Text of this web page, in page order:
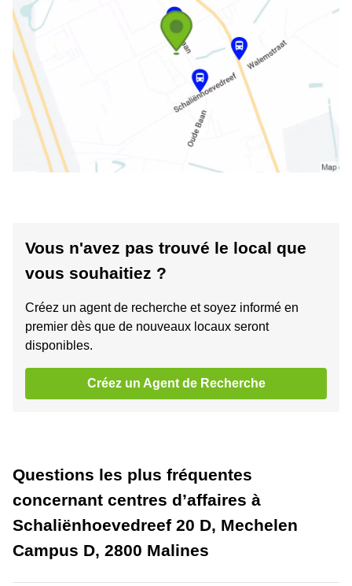
Vous n'avez pas trouvé le local que
vous souhaitiez ?
Créez un agent de recherche et soyez informé en
premier dès que de nouveaux locaux seront
disponibles.
Créez un Agent de Recherche
Questions les plus fréquentes
concernant centres d’affaires à
Schaliënhoevedreef 20 D, Mechelen
Campus D, 2800 Malines